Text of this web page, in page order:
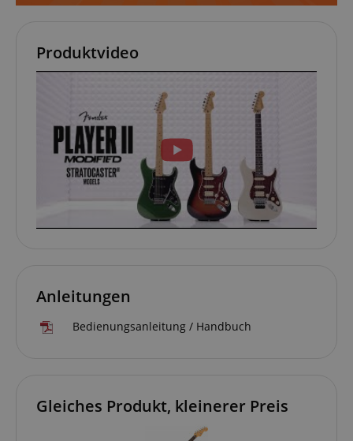
Produktvideo
Anleitungen
Bedienungsanleitung / Handbuch
Gleiches Produkt, kleinerer Preis